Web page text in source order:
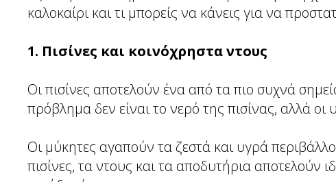
καλοκαίρι και τι μπορείς να κάνεις για να
1. Πισίνες και κοινόχρηστα ντους
Οι πισίνες αποτελούν ένα από τα πιο συχνά
πρόβλημα δεν είναι το νερό της πισίνας, αλλά
Οι μύκητες αγαπούν τα ζεστά και υγρά
πισίνες, τα ντους και τα αποδυτήρια αποτελούν